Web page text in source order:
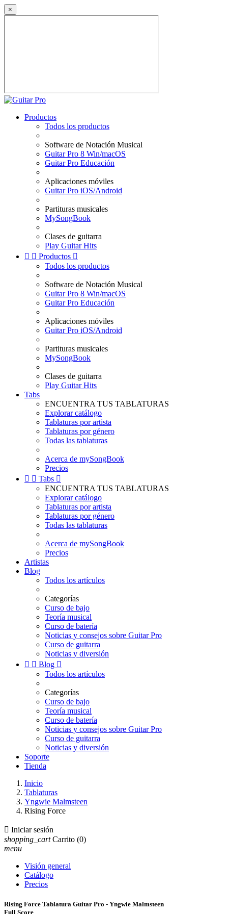
×
Productos
Todos los productos
Software de Notación Musical
Guitar Pro 8 Win/macOS
Guitar Pro Educación
Aplicaciones móviles
Guitar Pro iOS/Android
Partituras musicales
MySongBook
Clases de guitarra
Play Guitar Hits
  Productos 
Todos los productos
Software de Notación Musical
Guitar Pro 8 Win/macOS
Guitar Pro Educación
Aplicaciones móviles
Guitar Pro iOS/Android
Partituras musicales
MySongBook
Clases de guitarra
Play Guitar Hits
Tabs
ENCUENTRA TUS TABLATURAS
Explorar catálogo
Tablaturas por artista
Tablaturas por género
Todas las tablaturas
Acerca de mySongBook
Precios
  Tabs 
ENCUENTRA TUS TABLATURAS
Explorar catálogo
Tablaturas por artista
Tablaturas por género
Todas las tablaturas
Acerca de mySongBook
Precios
Artistas
Blog
Todos los artículos
Categorías
Curso de bajo
Teoría musical
Curso de batería
Noticias y consejos sobre Guitar Pro
Curso de guitarra
Noticias y diversión
  Blog 
Todos los artículos
Categorías
Curso de bajo
Teoría musical
Curso de batería
Noticias y consejos sobre Guitar Pro
Curso de guitarra
Noticias y diversión
Soporte
Tienda
Inicio
Tablaturas
Yngwie Malmsteen
Rising Force
 Iniciar sesión
shopping_cart Carrito (0)
menu
Visión general
Catálogo
Precios
Rising Force Tablatura Guitar Pro - Yngwie Malmsteen
Full Score